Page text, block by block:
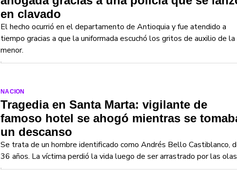
en clavado
El hecho ocurrió en el departamento de Antioquia y fue atendido a
tiempo gracias a que la uniformada escuchó los gritos de auxilio de la
menor.
NACION
Tragedia en Santa Marta: vigilante de
famoso hotel se ahogó mientras se
un descanso
Se trata de un hombre identificado como Andrés Bello Castiblanco,
36 años. La víctima perdió la vida luego de ser arrastrado por las